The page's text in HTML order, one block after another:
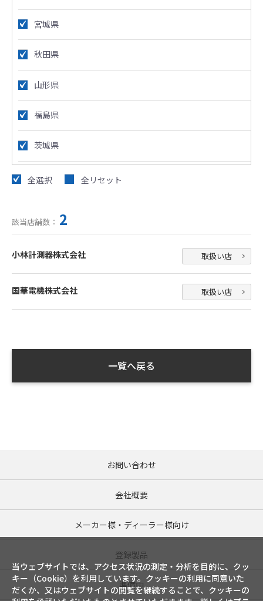
宮城県
秋田県
山形県
福島県
茨城県
栃木県
埼玉県
東京都
富山県
山梨県
長野県
岐阜県
静岡県
全選択 全リセット
該当店舗数： 2
小林計測器株式会社 取扱い店
国華電機株式会社 取扱い店
一覧へ戻る
お問い合わせ
会社概要
メーカー様・ディーラー様向け
登録製品
準備中
当ウェブサイトでは、アクセス状況の測定・分析を目的に、クッ
キー（Cookie）を利用しています。クッキーの利用に同意いた
だくか、又はウェブサイトの閲覧を継続することで、クッキーの